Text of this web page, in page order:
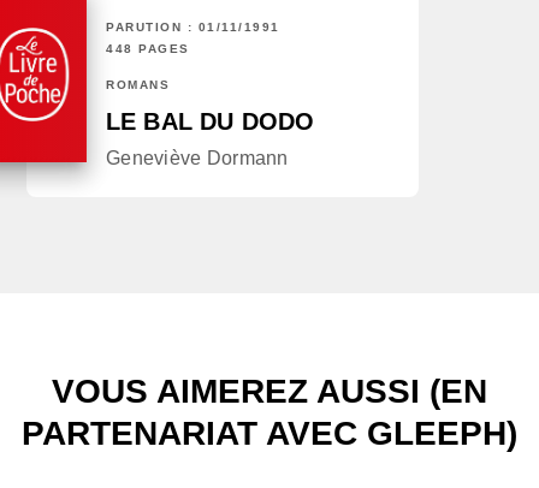
PARUTION : 01/11/1991
448 PAGES
ROMANS
LE BAL DU DODO
Geneviève Dormann
VOUS AIMEREZ AUSSI (EN
PARTENARIAT AVEC GLEEPH)